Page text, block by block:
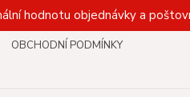
hodnotu objednávky a
OBCHODNÍ PODMÍNKY